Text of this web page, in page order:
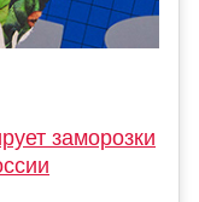
заморозки